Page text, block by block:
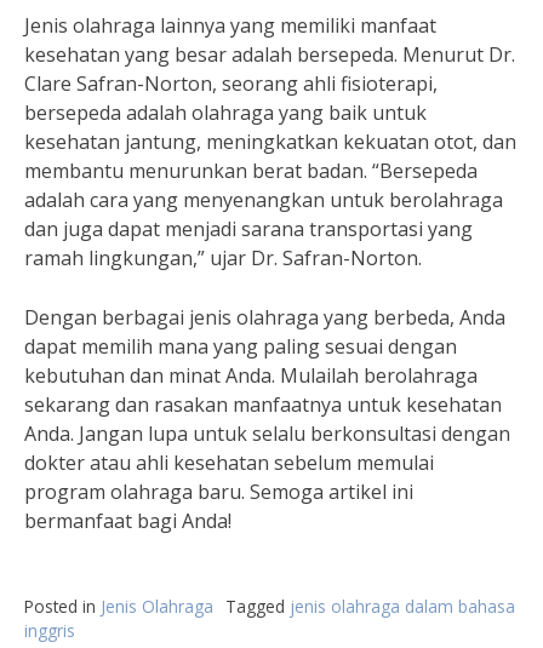
Jenis olahraga lainnya yang memiliki manfaat
kesehatan yang besar adalah bersepeda. Menurut Dr.
Clare Safran-Norton, seorang ahli fisioterapi,
bersepeda adalah olahraga yang baik untuk
kesehatan jantung, meningkatkan kekuatan otot, dan
membantu menurunkan berat badan. “Bersepeda
adalah cara yang menyenangkan untuk berolahraga
dan juga dapat menjadi sarana transportasi yang
ramah lingkungan,” ujar Dr. Safran-Norton.
Dengan berbagai jenis olahraga yang berbeda, Anda
dapat memilih mana yang paling sesuai dengan
kebutuhan dan minat Anda. Mulailah berolahraga
sekarang dan rasakan manfaatnya untuk kesehatan
Anda. Jangan lupa untuk selalu berkonsultasi dengan
dokter atau ahli kesehatan sebelum memulai
program olahraga baru. Semoga artikel ini
bermanfaat bagi Anda!
Posted in Jenis Olahraga Tagged jenis olahraga dalam bahasa
inggris